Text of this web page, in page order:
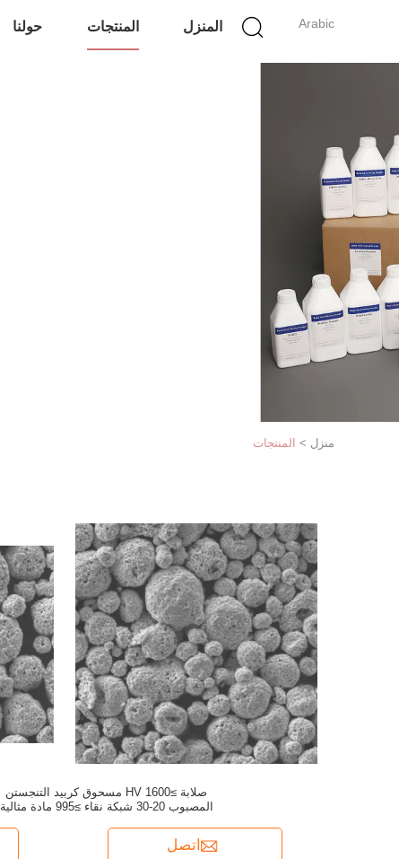
Arabic المنزل المنتجات حولنا
منزل > المنتجات
صلابة ≥1600 HV مسحوق كربيد التنجستن
المصبوب 20-30 شبكة نقاء ≥995 مادة مثالية
اتصل